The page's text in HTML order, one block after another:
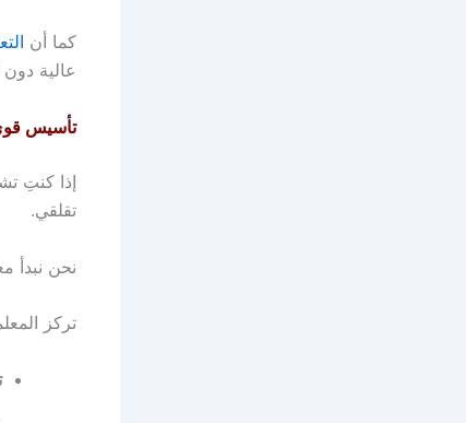
كما أن
عالية دون
تأسيس قوي
إذا كنتِ
تقلقي.
نحن نبدأ
تركز